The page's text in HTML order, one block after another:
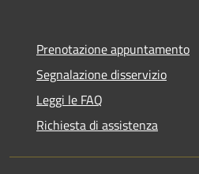
Prenotazione appuntamento
Segnalazione disservizio
Leggi le FAQ
Richiesta di assistenza